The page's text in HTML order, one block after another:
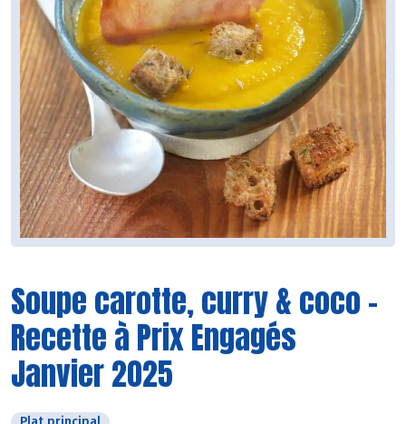
Soupe carotte, curry & coco -
Recette à Prix Engagés
Janvier 2025